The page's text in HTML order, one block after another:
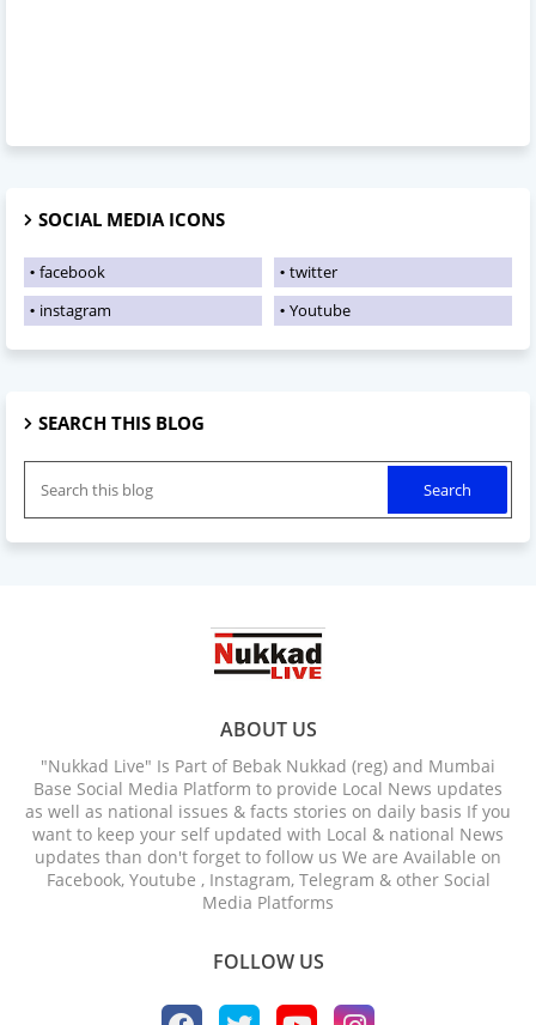
SOCIAL MEDIA ICONS
facebook
twitter
instagram
Youtube
SEARCH THIS BLOG
ABOUT US
"Nukkad Live" Is Part of Bebak Nukkad (reg) and Mumbai
Base Social Media Platform to provide Local News updates
as well as national issues & facts stories on daily basis If you
want to keep your self updated with Local & national News
updates than don't forget to follow us We are Available on
Facebook, Youtube , Instagram, Telegram & other Social
Media Platforms
FOLLOW US